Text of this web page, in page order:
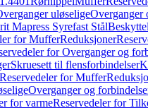
uløseligeOverganger
Mapress Syrefast Stål
for MufferReduksjoner
for Overganger og
Skruesett til flensforbindelser
Reservedeler for Muffer
Overganger og
for varmeReservedeler for